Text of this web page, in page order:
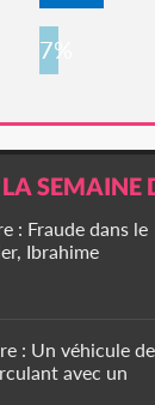
7%
SEMAINE
: Fraude dans le
Ibrahime
: Un véhicule de
avec un